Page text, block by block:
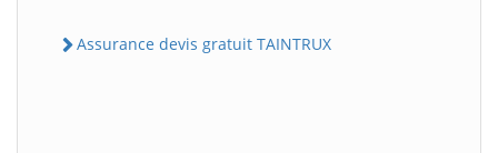
Assurance devis gratuit TAINTRUX